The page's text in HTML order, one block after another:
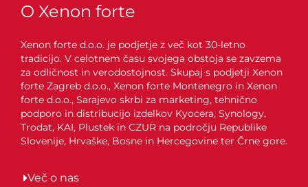
O Xenon forte
Xenon forte d.o.o. je podjetje z več kot 30-letno
tradicijo. V celotnem času svojega obstoja se zavzema
za odličnost in verodostojnost. Skupaj s podjetji Xenon
forte Zagreb d.o.o., Xenon forte Montenegro in Xenon
forte d.o.o., Sarajevo skrbi za marketing, tehnično
podporo in distribucijo izdelkov Kyocera, Synology,
Trodat, KAI, Plustek in CZUR na področju Republike
Slovenije, Hrvaške, Bosne in Hercegovine ter Črne gore.
Več o nas